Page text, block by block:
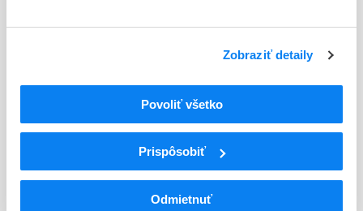
Zobraziť detaily
Povoliť všetko
Prispôsobiť
Odmietnuť
TRÁVIACI TRAKT A METABOLIZMUS
INZULÍNY A ANALÓGY
A10AB
pôsobiace
Inzulín-aspartát